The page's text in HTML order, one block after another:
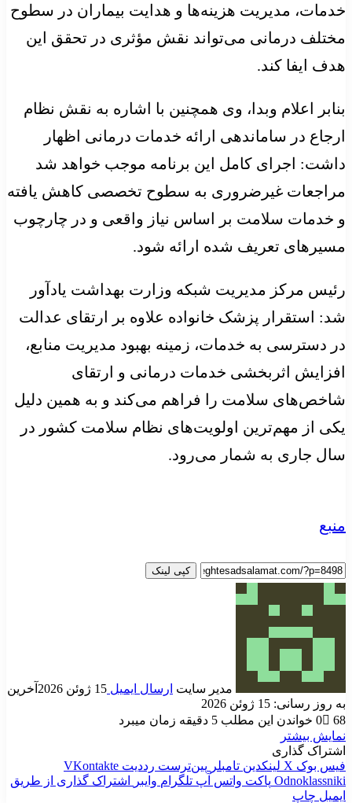
خدمات، مدیریت هزینه‌ها و هدایت بیماران در سطوح
مختلف درمانی می‌تواند نقش مؤثری در تحقق این
هدف ایفا کند.
بنابر اعلام وبدا، وی همچنین با اشاره به نقش نظام
ارجاع در ساماندهی ارائه خدمات درمانی اظهار
داشت: اجرای کامل این برنامه موجب خواهد شد
مراجعات غیرضروری به سطوح تخصصی کاهش یافته
و خدمات سلامت بر اساس نیاز واقعی و در چارچوب
مسیرهای تعریف شده ارائه شود.
رئیس مرکز مدیریت شبکه وزارت بهداشت یادآور
شد: استقرار پزشک خانواده علاوه بر ارتقای عدالت
در دسترسی به خدمات، زمینه بهبود مدیریت منابع،
افزایش اثربخشی خدمات درمانی و ارتقای
شاخص‌های سلامت را فراهم می‌کند و به همین دلیل
یکی از مهم‌ترین اولویت‌های نظام سلامت کشور در
سال جاری به شمار می‌رود.
منبع
کپی لینک
مدیر سایت ارسال ایمیل 15 ژوئن 2026
آخرین
به روز رسانی: 15 ژوئن 2026
0
68
خواندن این مطلب 5 دقیقه زمان میبرد
نمایش بیشتر
اشتراک گذاری
فیس بوک X لینکدین ‫تامبلر ‫پین‌ترست ‫رددیت ‫VKontakte
‫Odnoklassniki پاکت واتس آپ تلگرام وایبر
اشتراک گذاری از طریق
ایمیل چاپ